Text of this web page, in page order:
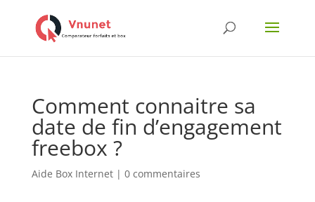
Comment connaitre sa
date de fin d’engagement
freebox ?
Aide Box Internet| 0 commentaires